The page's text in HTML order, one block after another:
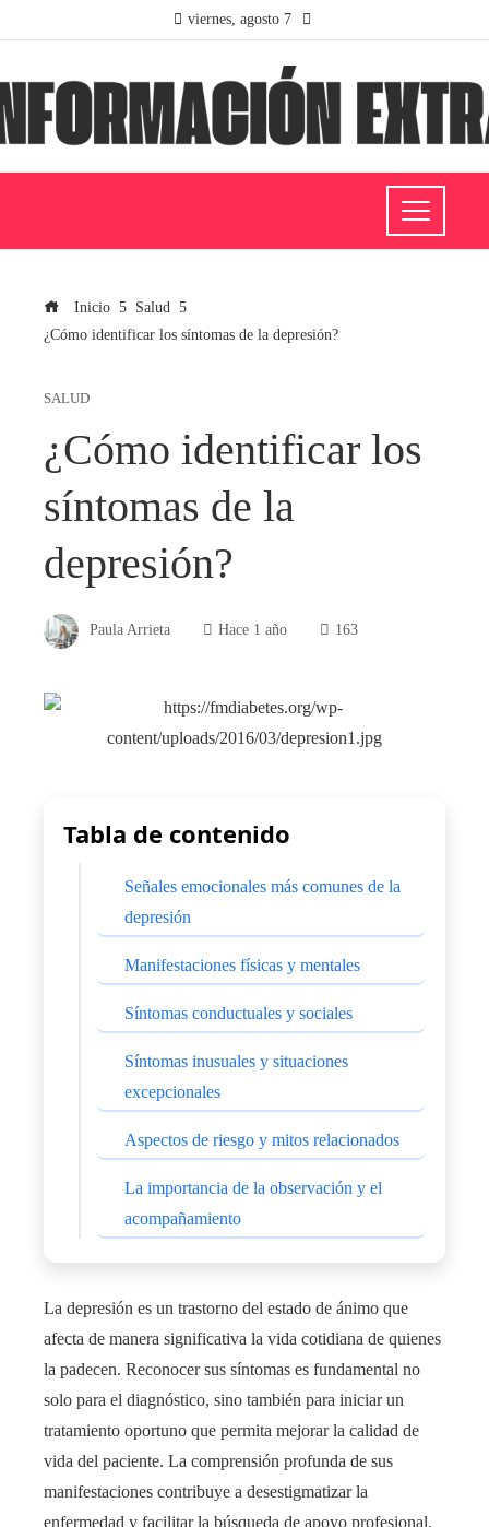
viernes, agosto 7
Inicio
Salud
¿Cómo identificar los síntomas de la depresión?
SALUD
¿Cómo identificar los
síntomas de la
depresión?
Paula Arrieta Hace 1 año 163
Tabla de contenido
Señales emocionales más comunes de la
depresión
Manifestaciones físicas y mentales
Síntomas conductuales y sociales
Síntomas inusuales y situaciones
excepcionales
Aspectos de riesgo y mitos relacionados
La importancia de la observación y el
acompañamiento
La depresión es un trastorno del estado de ánimo que
afecta de manera significativa la vida cotidiana de quienes
la padecen. Reconocer sus síntomas es fundamental no
solo para el diagnóstico, sino también para iniciar un
tratamiento oportuno que permita mejorar la calidad de
vida del paciente. La comprensión profunda de sus
manifestaciones contribuye a desestigmatizar la
enfermedad y facilitar la búsqueda de apoyo profesional.